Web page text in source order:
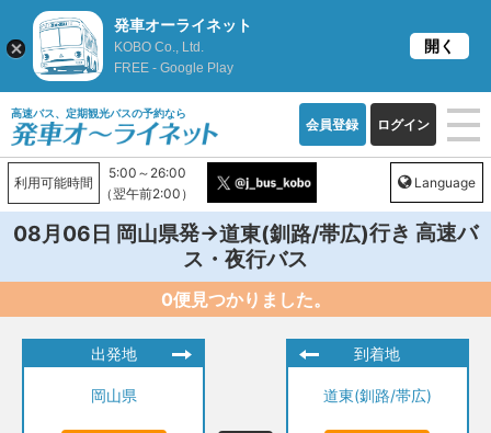
高速バス、定期観光バスの予約なら
会員登録 ログイン
利用可能時間
5:00～26:00
（翌午前2:00）
Language
08月06日 岡山県発→道東(釧路/帯広)行き 高速バ
ス・夜行バス
0便見つかりました。
出発地
岡山県
到着地
道東(釧路/帯広)
発車オーライネット
KOBO Co., Ltd.
FREE - Google Play
開く